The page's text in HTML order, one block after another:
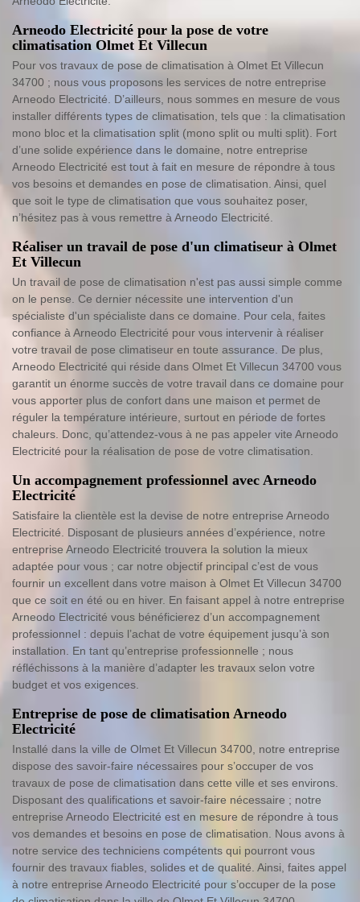
Arneodo Electricité pour la pose de votre
climatisation Olmet Et Villecun
Pour vos travaux de pose de climatisation à Olmet Et Villecun
34700 ; nous vous proposons les services de notre entreprise
Arneodo Electricité. D’ailleurs, nous sommes en mesure de vous
installer différents types de climatisation, tels que : la climatisation
mono bloc et la climatisation split (mono split ou multi split). Fort
d’une solide expérience dans le domaine, notre entreprise
Arneodo Electricité est tout à fait en mesure de répondre à tous
vos besoins et demandes en pose de climatisation. Ainsi, quel
que soit le type de climatisation que vous souhaitez poser,
n’hésitez pas à vous remettre à Arneodo Electricité.
Réaliser un travail de pose d'un climatiseur à Olmet
Et Villecun
Un travail de pose de climatisation n'est pas aussi simple comme
on le pense. Ce dernier nécessite une intervention d'un
spécialiste d'un spécialiste dans ce domaine. Pour cela, faites
confiance à Arneodo Electricité pour vous intervenir à réaliser
votre travail de pose climatiseur en toute assurance. De plus,
Arneodo Electricité qui réside dans Olmet Et Villecun 34700 vous
garantit un énorme succès de votre travail dans ce domaine pour
vous apporter plus de confort dans une maison et permet de
réguler la température intérieure, surtout en période de fortes
chaleurs. Donc, qu’attendez-vous à ne pas appeler vite Arneodo
Electricité pour la réalisation de pose de votre climatisation.
Un accompagnement professionnel avec Arneodo
Electricité
Satisfaire la clientèle est la devise de notre entreprise Arneodo
Electricité. Disposant de plusieurs années d’expérience, notre
entreprise Arneodo Electricité trouvera la solution la mieux
adaptée pour vous ; car notre objectif principal c’est de vous
fournir un excellent dans votre maison à Olmet Et Villecun 34700
que ce soit en été ou en hiver. En faisant appel à notre entreprise
Arneodo Electricité vous bénéficierez d’un accompagnement
professionnel : depuis l’achat de votre équipement jusqu’à son
installation. En tant qu’entreprise professionnelle ; nous
réfléchissons à la manière d’adapter les travaux selon votre
budget et vos exigences.
Entreprise de pose de climatisation Arneodo
Electricité
Installé dans la ville de Olmet Et Villecun 34700, notre entreprise
dispose des savoir-faire nécessaires pour s’occuper de vos
travaux de pose de climatisation dans cette ville et ses environs.
Disposant des qualifications et savoir-faire nécessaire ; notre
entreprise Arneodo Electricité est en mesure de répondre à tous
vos demandes et besoins en pose de climatisation. Nous avons à
notre service des techniciens compétents qui pourront vous
fournir des travaux fiables, solides et de qualité. Ainsi, faites appel
à notre entreprise Arneodo Electricité pour s’occuper de la pose